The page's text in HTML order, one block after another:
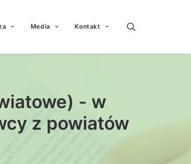
Media Kontakt
- w
z powiatów